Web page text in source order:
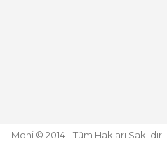
Moni © 2014 - Tüm Hakları Saklıdır